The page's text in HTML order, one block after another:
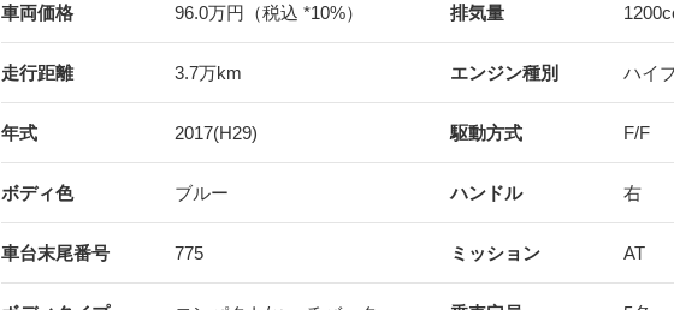
車両価格 96.0万円（税込 *10%） 排気量 1200
走行距離 3.7万km エンジン種別 ハイ
年式 2017(H29) 駆動方式 F/F
ボディ色 ブルー ハンドル 右
車台末尾番号 775 ミッション AT